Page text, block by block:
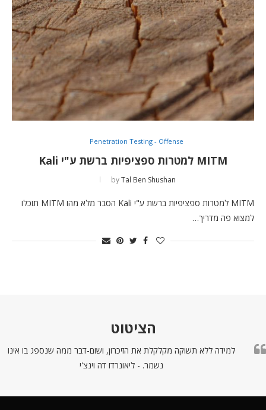
Penetration Testing - Offense
MITM למטרות ספציפיות ברשת ע"י Kali
byTal Ben Shushan
MITM למטרות ספציפיות ברשת ע"י Kali הסבר מלא מהו MITM תוכלו
למצוא פה מדריך…
הציטוט
למידה ללא תשוקה מקלקלת את הזיכרון, ושום-דבר ממה שנספג בו אינו
נשמר. - ליאונרדו דה וינצ'י